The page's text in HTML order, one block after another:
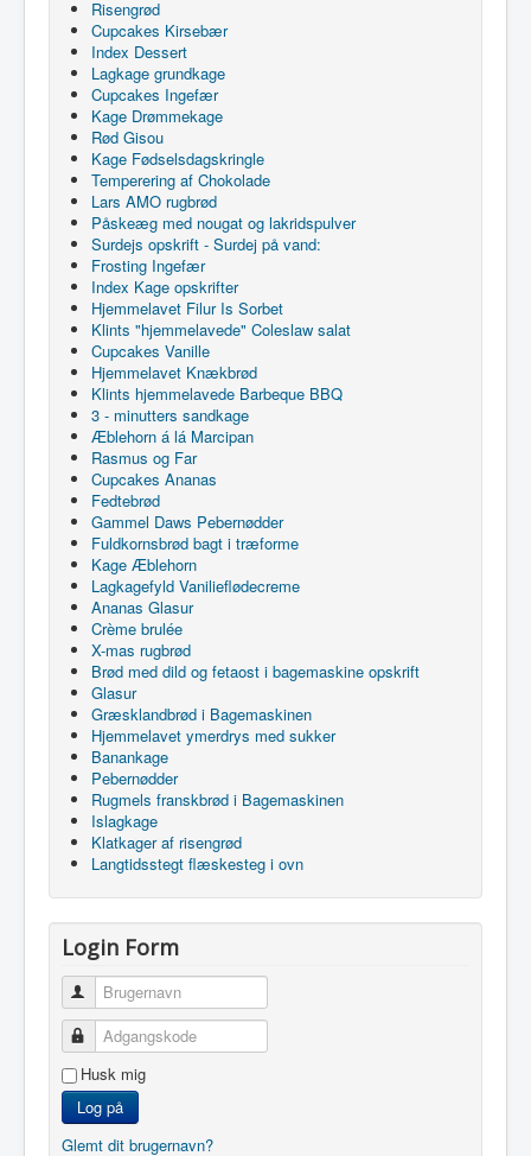
Risengrød
Cupcakes Kirsebær
Index Dessert
Lagkage grundkage
Cupcakes Ingefær
Kage Drømmekage
Rød Gisou
Kage Fødselsdagskringle
Temperering af Chokolade
Lars AMO rugbrød
Påskeæg med nougat og lakridspulver
Surdejs opskrift - Surdej på vand:
Frosting Ingefær
Index Kage opskrifter
Hjemmelavet Filur Is Sorbet
Klints "hjemmelavede" Coleslaw salat
Cupcakes Vanille
Hjemmelavet Knækbrød
Klints hjemmelavede Barbeque BBQ
3 - minutters sandkage
Æblehorn á lá Marcipan
Rasmus og Far
Cupcakes Ananas
Fedtebrød
Gammel Daws Pebernødder
Fuldkornsbrød bagt i træforme
Kage Æblehorn
Lagkagefyld Vanilieflødecreme
Ananas Glasur
Crème brulée
X-mas rugbrød
Brød med dild og fetaost i bagemaskine opskrift
Glasur
Græsklandbrød i Bagemaskinen
Hjemmelavet ymerdrys med sukker
Banankage
Pebernødder
Rugmels franskbrød i Bagemaskinen
Islagkage
Klatkager af risengrød
Langtidsstegt flæskesteg i ovn
Login Form
Brugernavn
Adgangskode
Husk mig
Log på
Glemt dit brugernavn?